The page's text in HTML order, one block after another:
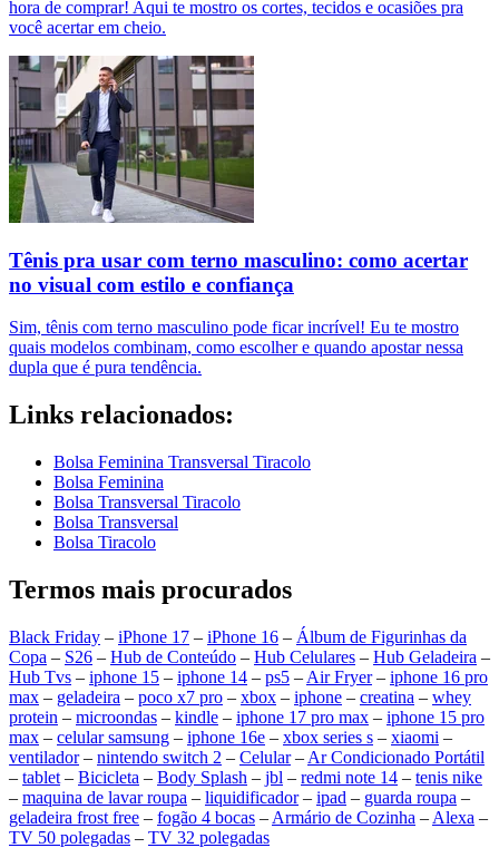
hora de comprar! Aqui te mostro os cortes, tecidos e ocasiões pra
você acertar em cheio.
Tênis pra usar com terno masculino: como acertar
no visual com estilo e confiança
Sim, tênis com terno masculino pode ficar incrível! Eu te mostro
quais modelos combinam, como escolher e quando apostar nessa
dupla que é pura tendência.
Links relacionados:
Bolsa Feminina Transversal Tiracolo
Bolsa Feminina
Bolsa Transversal Tiracolo
Bolsa Transversal
Bolsa Tiracolo
Termos mais procurados
Black Friday – iPhone 17 – iPhone 16 – Álbum de Figurinhas da
Copa – S26 – Hub de Conteúdo – Hub Celulares – Hub Geladeira –
Hub Tvs – iphone 15 – iphone 14 – ps5 – Air Fryer– iphone 16 pro
max – geladeira – poco x7 pro – xbox – iphone – creatina – whey
protein – microondas – kindle – iphone 17 pro max – iphone 15 pro
max – celular samsung – iphone 16e – xbox series s – xiaomi –
ventilador– nintendo switch 2 – Celular– Ar Condicionado Portátil
– tablet – Bicicleta – Body Splash – jbl – redmi note 14 – tenis nike
– maquina de lavar roupa – liquidificador– ipad – guarda roupa –
geladeira frost free – fogão 4 bocas – Armário de Cozinha – Alexa –
TV 50 polegadas – TV 32 polegadas